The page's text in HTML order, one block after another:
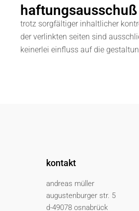
haftungsausschuß
trotz sorgfältiger inhaltlicher
der verlinkten seiten sind
keinerlei einfluss auf die
kontakt
andreas müller
augustenburger str. 5
d-49078 osnabrück